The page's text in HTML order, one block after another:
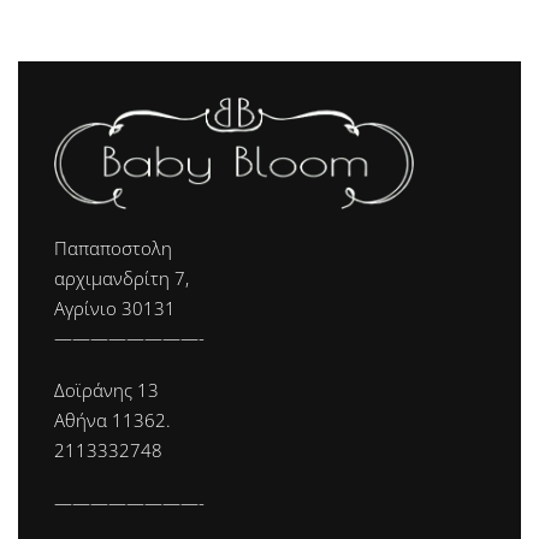
Παπαποστολη
αρχιμανδρίτη 7,
Αγρίνιο 30131
————————-
Δοϊράνης 13
Αθήνα 11362.
2113332748
————————-